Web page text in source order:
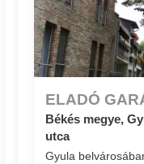
ELADÓ
Békés megye,
utca
Gyula